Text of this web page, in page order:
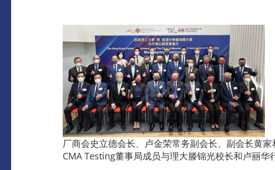
厂商会史立德会长、卢金荣常务副会长、副会长黄
CMA Testing董事局成员与理大滕锦光校长和卢丽华